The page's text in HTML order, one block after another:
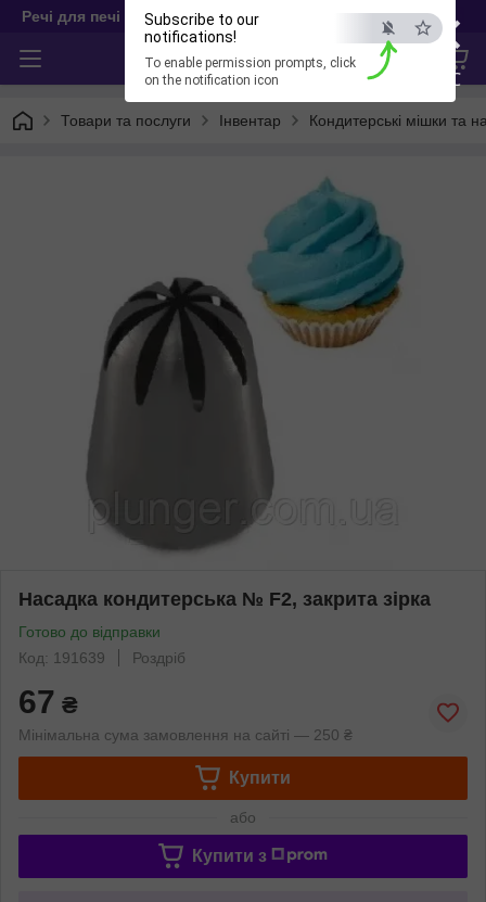
×
ESC
Subscribe to our
notifications!
To enable permission prompts, click
on the notification icon
Речі для печі
Товари та послуги Інвентар Кондитерські мішки та
Насадка кондитерська № F2, закрита зірка
Готово до відправки
Код: 191639
Роздріб
67 ₴
Мінімальна сума замовлення на сайті — 250 ₴
Купити
або
Купити з